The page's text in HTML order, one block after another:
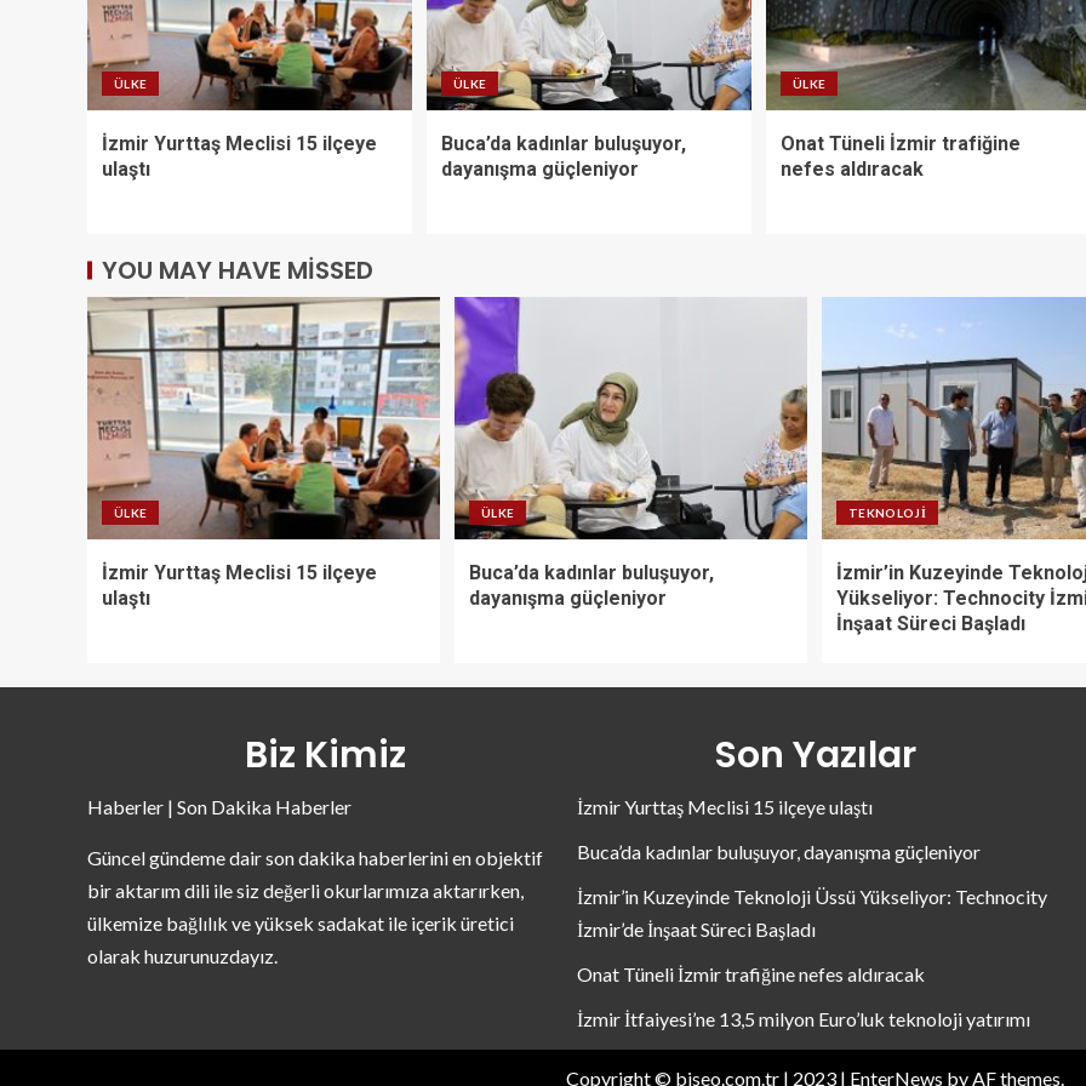
ÜLKE
İzmir Yurttaş Meclisi 15 ilçeye
ulaştı
ÜLKE
Buca’da kadınlar buluşuyor,
dayanışma güçleniyor
ÜLKE
Onat Tüneli İzmir trafiğine
nefes aldıracak
YOU MAY HAVE MISSED
ÜLKE
İzmir Yurttaş Meclisi 15 ilçeye
ulaştı
ÜLKE
Buca’da kadınlar buluşuyor,
dayanışma güçleniyor
TEKNOLOJI
İzmir’in Kuzeyinde
Yükseliyor: Technocity
İnşaat Süreci Başladı
Biz Kimiz
Haberler | Son Dakika Haberler
Güncel gündeme dair son dakika haberlerini en objektif
bir aktarım dili ile siz değerli okurlarımıza aktarırken,
ülkemize bağlılık ve yüksek sadakat ile içerik üretici
olarak huzurunuzdayız.
Son Yazılar
İzmir Yurttaş Meclisi 15 ilçeye ulaştı
Buca’da kadınlar buluşuyor, dayanışma güçleniyor
İzmir’in Kuzeyinde Teknoloji Üssü Yükseliyor: Technocity
İzmir’de İnşaat Süreci Başladı
Onat Tüneli İzmir trafiğine nefes aldıracak
İzmir İtfaiyesi’ne 13,5 milyon Euro’luk teknoloji yatırımı
Copyright © biseo.com.tr | 2023 | EnterNews by AF themes.